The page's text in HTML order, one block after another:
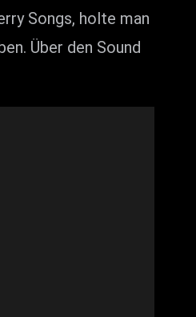
Songs, holte man
Über den Sound